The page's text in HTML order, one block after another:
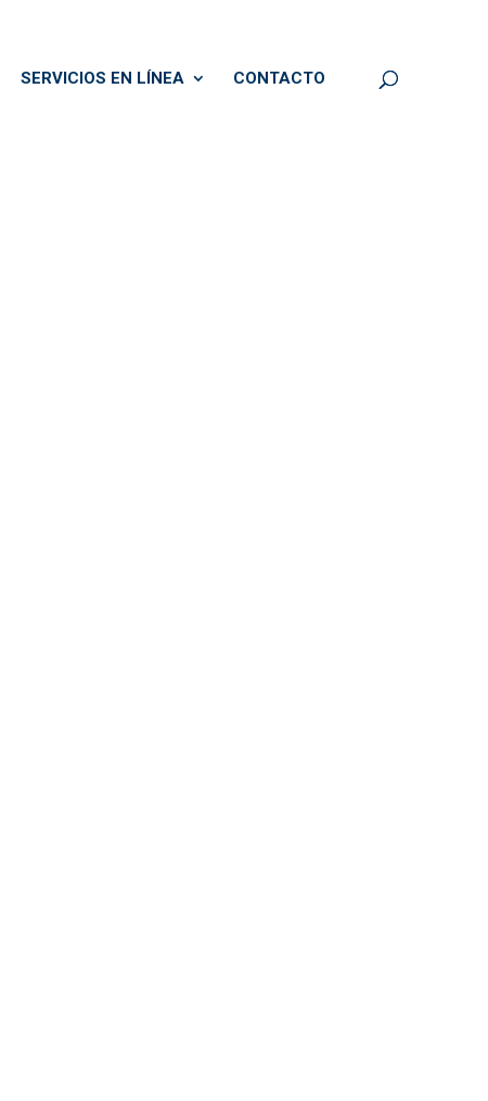
SERVICIOS EN LÍNEA CONTACTO